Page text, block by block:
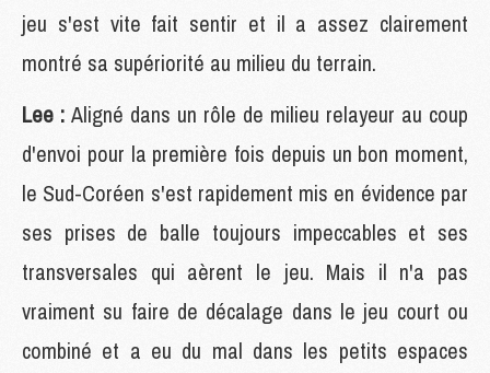
jeu s'est vite fait sentir et il a assez clairement
montré sa supériorité au milieu du terrain.
Lee : Aligné dans un rôle de milieu relayeur au coup
d'envoi pour la première fois depuis un bon moment,
le Sud-Coréen s'est rapidement mis en évidence par
ses prises de balle toujours impeccables et ses
transversales qui aèrent le jeu. Mais il n'a pas
vraiment su faire de décalage dans le jeu court ou
combiné et a eu du mal dans les petits espaces